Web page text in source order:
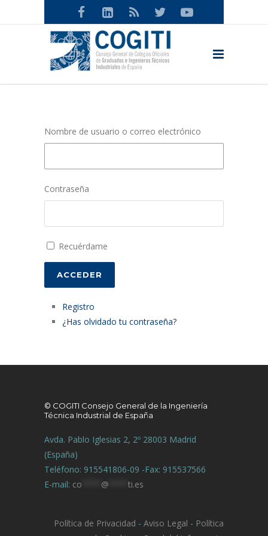
Nombre de usuario o correo electrónico
Contraseña
Recuérdame
ACCEDER
Registro
¿Has olvidado tu contraseña?
© COGITI Consejo General de la Ingeniería
Técnica Industrial de España
Avda. Pablo Iglesias 2, 2º 28003 Madrid
(España)
Teléfono: 915541806-09 -Fax: 915537566
E-mail: co @ ti.es
Política de Privacidad - Aviso Legal - Política